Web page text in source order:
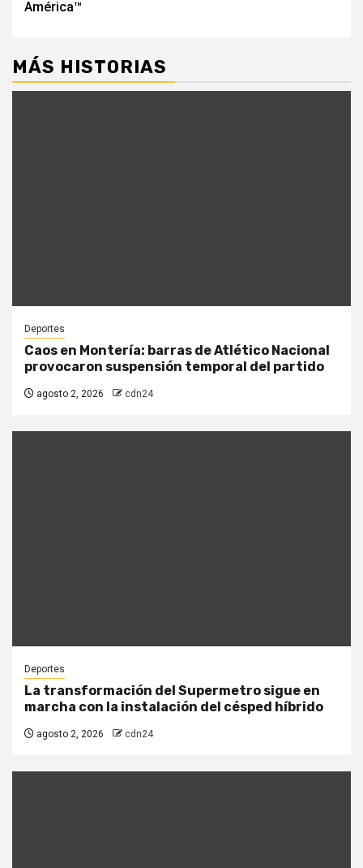
América™
MÁS HISTORIAS
Deportes
Caos en Montería: barras de Atlético Nacional
provocaron suspensión temporal del partido
agosto 2, 2026 cdn24
Deportes
La transformación del Supermetro sigue en
marcha con la instalación del césped híbrido
agosto 2, 2026 cdn24